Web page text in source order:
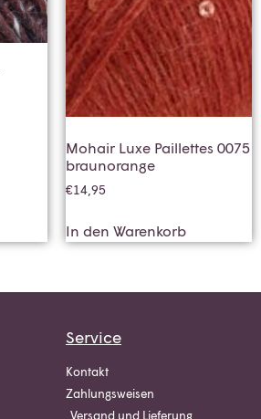
Mohair Luxe Paillettes 0075
braunorange
€14,95
In den Warenkorb
Service
Kontakt
Zahlungsweisen
Versand und Lieferung